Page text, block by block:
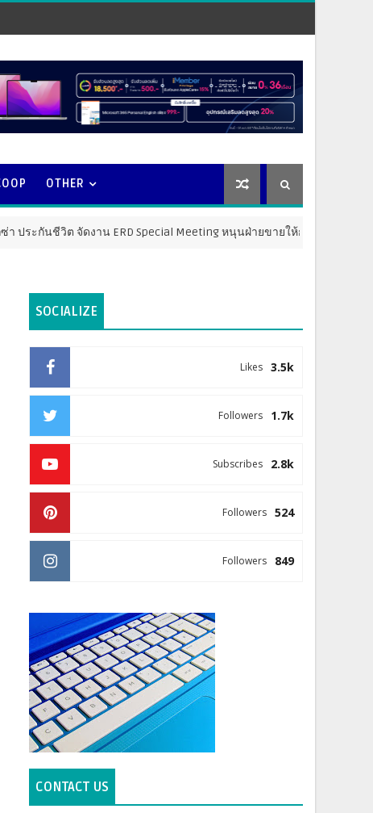
OTHER
ต จัดงาน ERD Special Meeting หนุนฝ่ายขายให้ก้าวสู่ความสำเร็จที่ยั่งยืน
SOCIALIZE
3.5k
Likes
1.7k
Followers
2.8k
Subscribes
524
Followers
849
Followers
CONTACT US